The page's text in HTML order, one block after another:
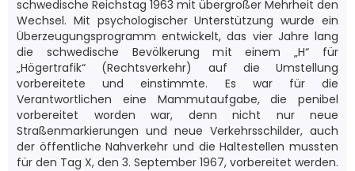
schwedische Reichstag 1963 mit übergroßer Mehrheit den
Wechsel. Mit psychologischer Unterstützung wurde ein
Überzeugungsprogramm entwickelt, das vier Jahre lang
die schwedische Bevölkerung mit einem „H“ für
„Högertrafik“ (Rechtsverkehr) auf die Umstellung
vorbereitete und einstimmte. Es war für die
Verantwortlichen eine Mammutaufgabe, die penibel
vorbereitet worden war, denn nicht nur neue
Straßenmarkierungen und neue Verkehrsschilder, auch
der öffentliche Nahverkehr und die Haltestellen mussten
für den Tag X, den 3. September 1967, vorbereitet werden.